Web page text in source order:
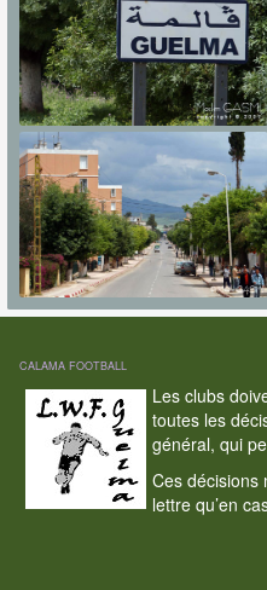
CALAMA FOOTBALL
Les clubs
toutes les
général, qui
Ces décisions
lettre qu’en